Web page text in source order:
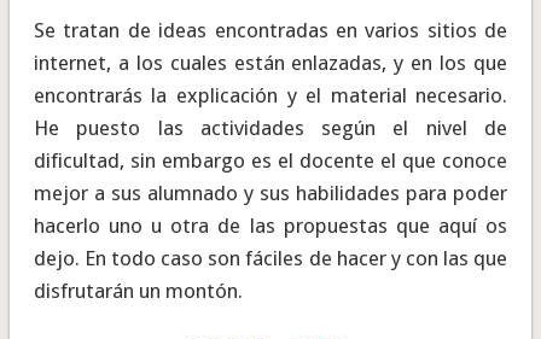
Se tratan de ideas encontradas en varios sitios de
internet, a los cuales están enlazadas, y en los que
encontrarás la explicación y el material necesario.
He puesto las actividades según el nivel de
dificultad, sin embargo es el docente el que conoce
mejor a sus alumnado y sus habilidades para poder
hacerlo uno u otra de las propuestas que aquí os
dejo. En todo caso son fáciles de hacer y con las que
disfrutarán un montón.